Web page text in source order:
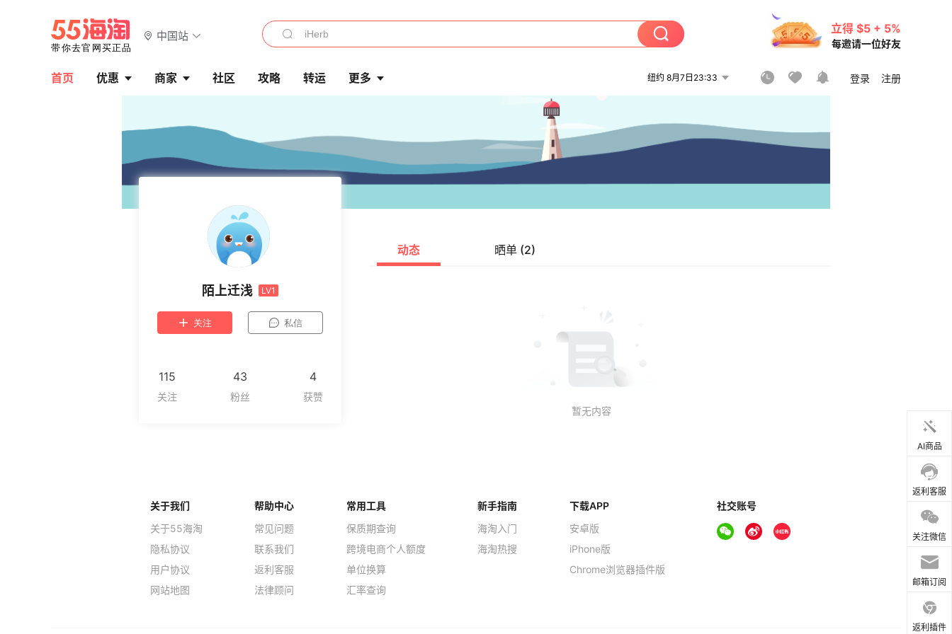
中国站
立得 $5 + 5%
每邀请一位好友
首页 优惠 商家 社区 攻略 转运 更多 纽约 8月7日23:33 登录 注册
陌上迁浅 LV1
关注 私信
115 43 4
动态 晒单 (2)
AI商品
返利客服
关注微信
邮箱订阅
返利插件
关于我们
关于55海淘
隐私协议
用户协议
网站地图
帮助中心
常见问题
联系我们
返利客服
法律顾问
常用工具
保质期查询
跨境电商个人额度
单位换算
汇率查询
新手指南
海淘入门
海淘热搜
下载APP
安卓版
iPhone版
Chrome浏览器插件版
社交账号